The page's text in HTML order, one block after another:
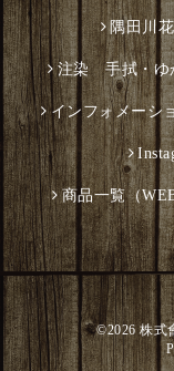
隅田
注染 手拭・ゆ
インフォメーシ
商品一覧（
©2026 株式